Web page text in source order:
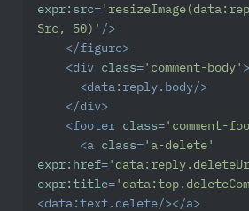
expr:src=
Src, 50)' />
</figure>
<div class= 'comment-body' >
<data:reply.body/>
</div>
<footer class= 'comment-
<a class= 'a-delete'
expr:href=
expr:title=
<data:text.delete/></a>